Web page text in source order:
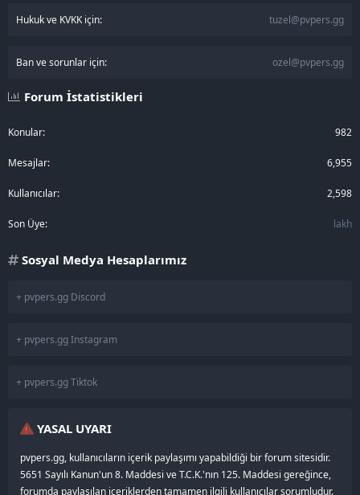
Hukuk ve KVKK için: tuzel@pvpers.gg
Ban ve sorunlar için: ozel@pvpers.gg
Forum İstatistikleri
Konular 982
Mesajlar 6,955
Kullanıcılar 2,598
Son Üye lakh
Sosyal Medya Hesaplarımız
+ pvpers.gg Discord
+ pvpers.gg Instagram
+ pvpers.gg Tiktok
YASAL UYARI
pvpers.gg, kullanıcıların içerik paylaşımı yapabildiği bir forum sitesidir.
5651 Sayılı Kanun'un 8. Maddesi ve T.C.K.'nın 125. Maddesi gereğince,
forumda paylaşılan içeriklerden tamamen ilgili kullanıcılar sorumludur.